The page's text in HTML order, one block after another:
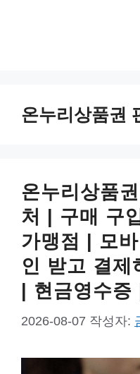
온누리상품권
온누리상품
처 | 구매 구
가맹점 | 모
인 받고 결
| 현금영수증
2026-08-07 작성자: